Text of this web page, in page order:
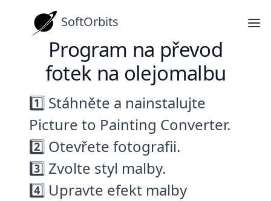
SoftOrbits
Program na převod
fotek na olejomalbu
1️⃣ Stáhněte a nainstalujte
Picture to Painting Converter.
2️⃣ Otevřete fotografii.
3️⃣ Zvolte styl malby.
4️⃣ Upravte efekt malby